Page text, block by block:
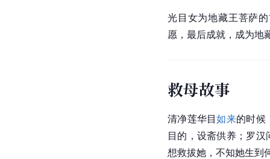
光目女为地藏王菩萨
愿，最后成就，成为地
救母故事
清净莲华目如来的时候
目的，设斋供养；罗
想救拔她，不知她生到